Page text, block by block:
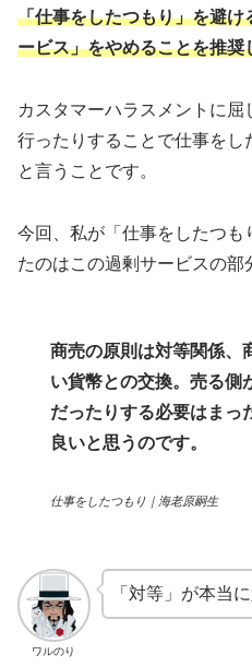
「仕事をしたつもり」を避
ービス」をやめることを推奨
カスタマーハラスメントに
行ったりすることで仕事を
と言うことです。
今回、私が「仕事をしたつ
たのはこの過剰サービスの部
商売の原則は対等関係、
い貨幣との交換。売る側
だったりする必要はまっ
良いと思うのです。
仕事をしたつもり｜海老原嗣生
ワルのり
「対等」が本当